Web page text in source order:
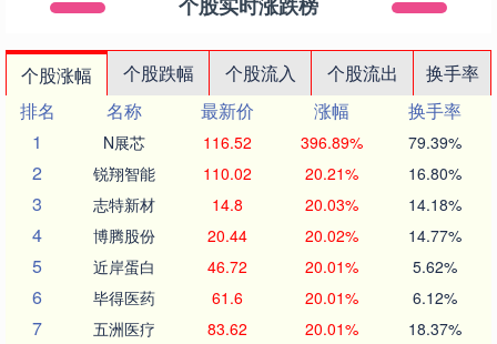
个股涨幅 个股跌幅 个股流入 个股流出
换手率
排名
名称 最新价 涨幅
换手率
1
N展芯 116.52 396.89% 79.39%
2 锐翔智能 110.02 20.21% 16.80%
3 志特新材 14.8 20.03% 14.18%
4 博腾股份 20.44 20.02% 14.77%
5 近岸蛋白 46.72 20.01% 5.62%
6 毕得医药 61.6 20.01% 6.12%
7 五洲医疗 83.62 20.01% 18.37%